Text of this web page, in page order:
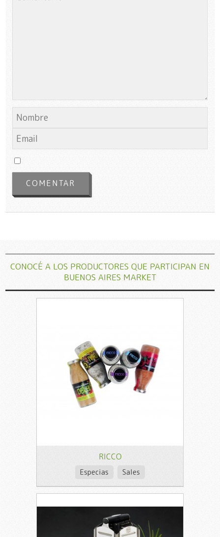
CONOCÉ A LOS PRODUCTORES QUE PARTICIPAN EN
BUENOS AIRES MARKET
RICCO
Especias Sales